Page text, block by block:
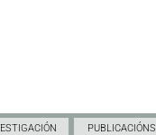
PUBLICACIÓNS